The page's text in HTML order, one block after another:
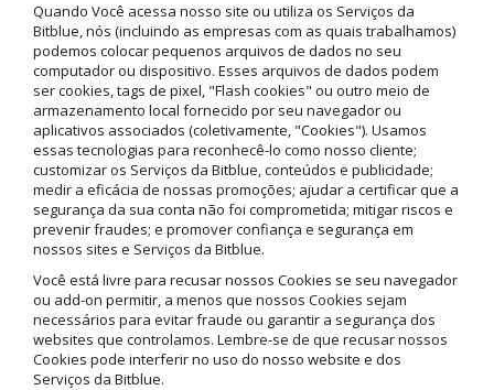
Quando Você acessa nosso site ou utiliza os Serviços da
Bitblue, nós (incluindo as empresas com as quais trabalhamos)
podemos colocar pequenos arquivos de dados no seu
computador ou dispositivo. Esses arquivos de dados podem
ser cookies, tags de pixel, "Flash cookies" ou outro meio de
armazenamento local fornecido por seu navegador ou
aplicativos associados (coletivamente, "Cookies"). Usamos
essas tecnologias para reconhecê-lo como nosso cliente;
customizar os Serviços da Bitblue, conteúdos e publicidade;
medir a eficácia de nossas promoções; ajudar a certificar que a
segurança da sua conta não foi comprometida; mitigar riscos e
prevenir fraudes; e promover confiança e segurança em
nossos sites e Serviços da Bitblue.
Você está livre para recusar nossos Cookies se seu navegador
ou add-on permitir, a menos que nossos Cookies sejam
necessários para evitar fraude ou garantir a segurança dos
websites que controlamos. Lembre-se de que recusar nossos
Cookies pode interferir no uso do nosso website e dos
Serviços da Bitblue.